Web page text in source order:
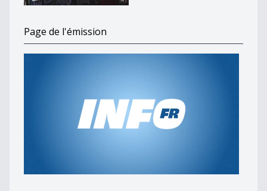
Page de l'émission